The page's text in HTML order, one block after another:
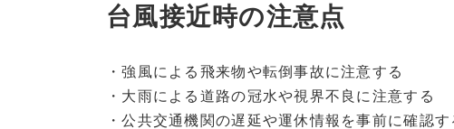
台風接近時の注意点
・強風による飛来物や転倒事故に注意する
・大雨による道路の冠水や視界不良に注意する
・公共交通機関の遅延や運休情報を事前に確認す